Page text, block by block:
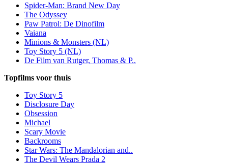
Spider-Man: Brand New Day
The Odyssey
Paw Patrol: De Dinofilm
Vaiana
Minions & Monsters (NL)
Toy Story 5 (NL)
De Film van Rutger, Thomas & P..
Topfilms voor thuis
Toy Story 5
Disclosure Day
Obsession
Michael
Scary Movie
Backrooms
Star Wars: The Mandalorian and..
The Devil Wears Prada 2